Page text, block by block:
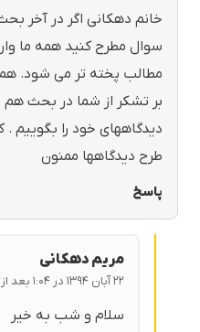
خانم دهکانی اگر در آخر
سوال مطرح کنید همه ما
مطالب پخته تر می شود.
بر تشکر از شما در بحث
دیدگاههای خود را بگوییم
طرح دیدگاهها ممنون
پاسخ
مریم دهکانی
۲۲ آبان ۱۳۹۴ در ۱:۰۴ بعد از ظهر
سلام و شب به خیر